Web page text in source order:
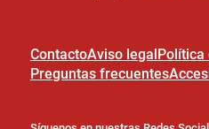
ContactoAviso legalPolítica
Preguntas frecuentes